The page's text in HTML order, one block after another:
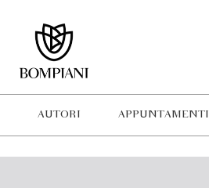
AUTORI APPUNTAMENTI